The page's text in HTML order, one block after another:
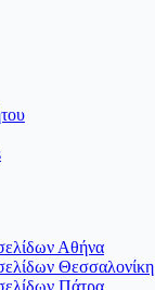
Αθήνα
Θεσσαλονίκη
Πάτρα